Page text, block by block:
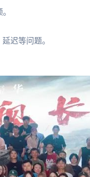
迟等问题。